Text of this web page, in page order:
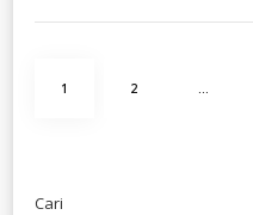
HALAMAN
1 HALAMAN
2 …
Cari